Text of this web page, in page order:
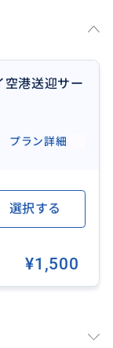
? ノイバイ空
空港送迎サー
プラン詳細
選択する
¥1,500